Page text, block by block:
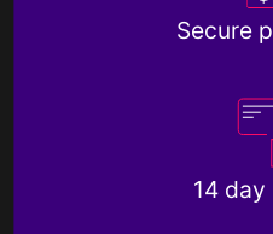
Secure
14 day